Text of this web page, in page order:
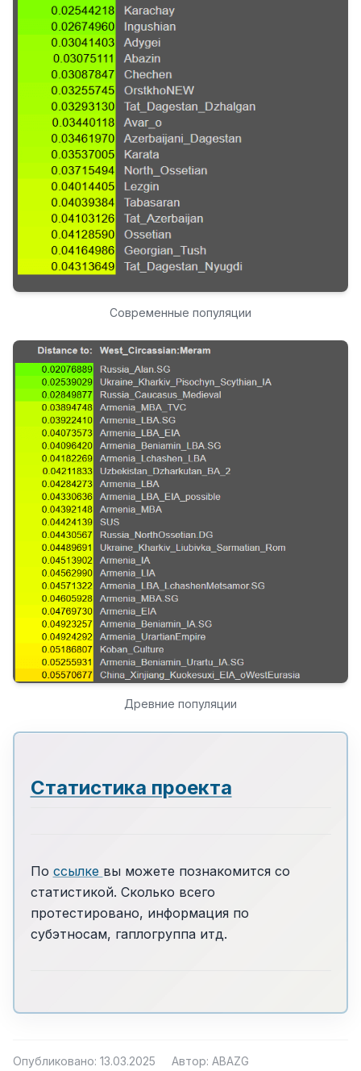
Современные популяции
Древние популяции
Статистика проекта
По ссылке вы можете познакомится со
статистикой. Сколько всего
протестировано, информация по
субэтносам, гаплогруппа итд.
Опубликовано: 13.03.2025 Автор: ABAZG